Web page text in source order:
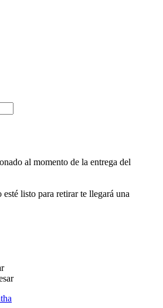
al momento de la entrega del
listo para retirar te llegará una